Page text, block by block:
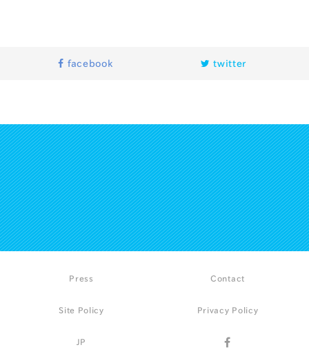
facebook twitter
Press Contact
Site Policy Privacy Policy
JP